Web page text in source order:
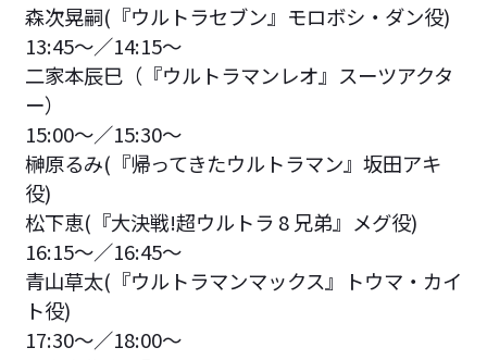
森次晃嗣(『ウルトラセブン』モロボシ・ダン役)
13:45〜／14:15～
二家本辰巳（『ウルトラマンレオ』スーツアクタ
ー）
15:00〜／15:30～
榊原るみ(『帰ってきたウルトラマン』坂田アキ
役)
松下恵(『大決戦!超ウルトラ 8 兄弟』メグ役)
16:15〜／16:45～
青山草太(『ウルトラマンマックス』トウマ・カイ
ト役)
17:30〜／18:00～